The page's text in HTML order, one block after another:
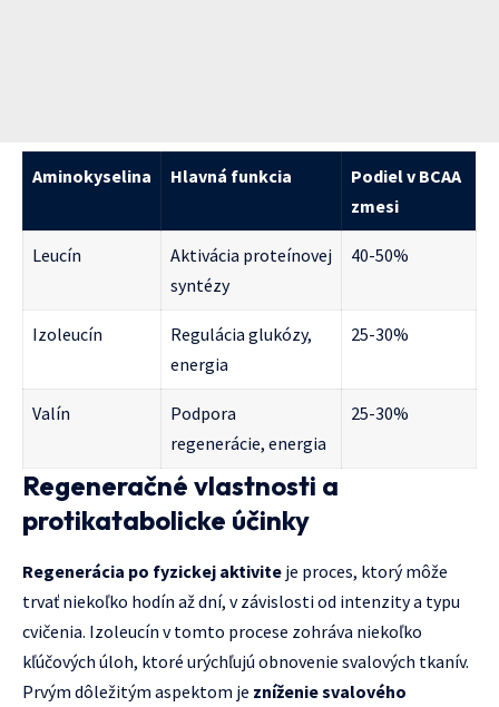
Aminokyselina Hlavná funkcia
Podiel v BCAA
zmesi
Leucín
Aktivácia proteínovej
syntézy
40-50%
Izoleucín
Regulácia glukózy,
energia
25-30%
Valín
Podpora
regenerácie, energia
25-30%
Regeneračné vlastnosti a
protikatabolicke účinky
Regenerácia po fyzickej aktivite je proces, ktorý môže
trvať niekoľko hodín až dní, v závislosti od intenzity a typu
cvičenia. Izoleucín v tomto procese zohráva niekoľko
kľúčových úloh, ktoré urýchľujú obnovenie svalových tkanív.
Prvým dôležitým aspektom je zníženie svalového